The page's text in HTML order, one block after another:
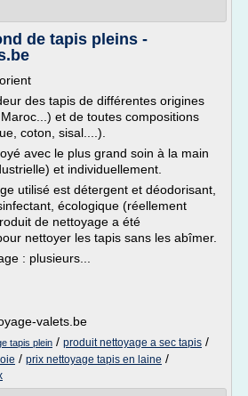
de tapis pleins -
des tapis de différentes origines
et de toutes compositions
coton, sisal....).
avec le plus grand soin à la main
et individuellement.
utilisé est détergent et déodorisant,
écologique (réellement
de nettoyage a été
nettoyer les tapis sans les abîmer.
: plusieurs...
valets.be
tapis plein / produit nettoyage a sec tapis /
/ prix nettoyage tapis en laine /